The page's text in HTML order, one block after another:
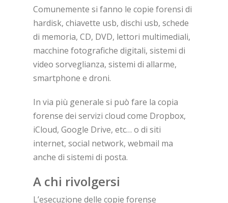
Comunemente si fanno le copie forensi di
hardisk, chiavette usb, dischi usb, schede
di memoria, CD, DVD, lettori multimediali,
macchine fotografiche digitali, sistemi di
video sorveglianza, sistemi di allarme,
smartphone e droni.
In via più generale si può fare la copia
forense dei servizi cloud come Dropbox,
iCloud, Google Drive, etc… o di siti
internet, social network, webmail ma
anche di sistemi di posta.
A chi rivolgersi
L’esecuzione delle copie forense